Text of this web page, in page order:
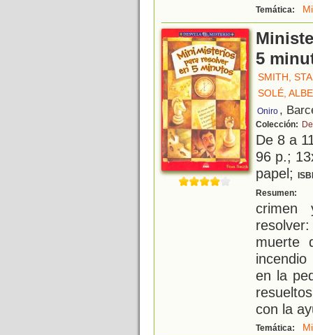
Temática:
5
SMITH,
SOLÉ,
Oniro ,
Colección:
De 8 a
96 p.;
papel;
Resumen:
crimen
muerte
en la
con la
Temática: